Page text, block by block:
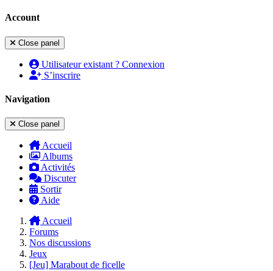
Account
Close panel
Utilisateur existant ? Connexion
S’inscrire
Navigation
Close panel
Accueil
Albums
Activités
Discuter
Sortir
Aide
Accueil
Forums
Nos discussions
Jeux
[Jeu] Marabout de ficelle